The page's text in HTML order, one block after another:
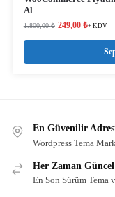
Al
1.800,00₺ 249,00 ₺+ KDV
En Güvenilir
Wordpress Tema
Her Zaman Güncel
En Son Sürüm Tema